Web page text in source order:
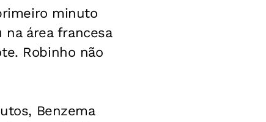
minuto
na área francesa
Robinho não
Benzema